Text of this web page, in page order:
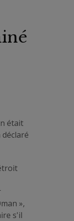
était
»,
s'il